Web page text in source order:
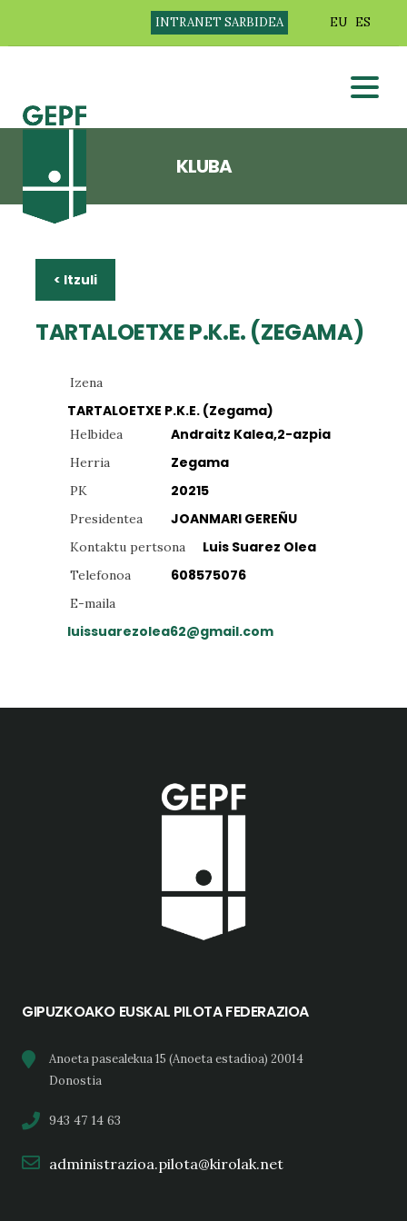
INTRANET SARBIDEA EU ES
KLUBA
< Itzuli
TARTALOETXE P.K.E. (ZEGAMA)
Izena
TARTALOETXE P.K.E. (Zegama)
Helbidea Andraitz Kalea,2-azpia
Herria Zegama
PK 20215
Presidentea JOANMARI GEREÑU
Kontaktu pertsona Luis Suarez Olea
Telefonoa 608575076
E-maila
luissuarezolea62@gmail.com
GIPUZKOAKO EUSKAL PILOTA FEDERAZIOA
Anoeta pasealekua 15 (Anoeta estadioa) 20014
Donostia
943 47 14 63
administrazioa.pilota@kirolak.net